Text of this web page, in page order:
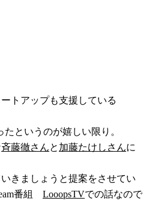
トアップも支援している
というのが嬉しい限り。
斉藤徹さんと 加藤たけしさんに
きましょうと提案をさせてい
番組 LooopsTVでの話なので